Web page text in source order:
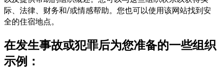
际、法律、财务和/或情感帮助。您也可以使用该网站找到安
全的住宿地点。
在发生事故或犯罪后为您准备的一些组织
示例：